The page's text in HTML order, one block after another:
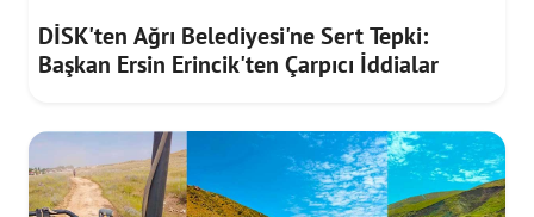
DİSK'ten Ağrı Belediyesi'ne Sert Tepki:
Başkan Ersin Erincik'ten Çarpıcı İddialar